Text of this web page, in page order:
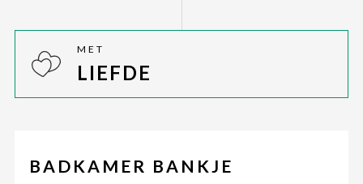
MET
LIEFDE
BADKAMER BANKJE